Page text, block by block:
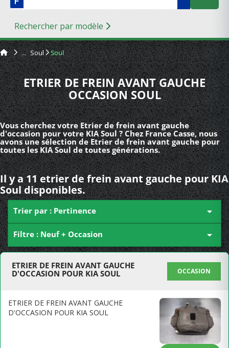
Rechercher par modèle
Soul Soul
ETRIER DE FREIN AVANT GAUCHE
OCCASION SOUL
Vous cherchez votre Etrier de frein avant gauche
d'occasion pour votre KIA Soul ? Chez France Casse, nous
avons une sélection de Etrier de frein avant gauche pour
toutes les KIA Soul de toutes générations.
Il y a 11 etrier de frein avant gauche pour KIA
Soul disponibles.
Trier par : Pertinence 
Filtre : Neuf + Occasion 
ETRIER DE FREIN AVANT GAUCHE
D'OCCASION POUR KIA SOUL
OCCASION
ETRIER DE FREIN AVANT GAUCHE
D'OCCASION POUR KIA SOUL